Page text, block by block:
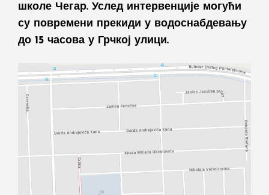
школе Чегар. Услед интервенције могући
су повремени прекиди у водоснабдевању
до 15 часова у Грчкој улици.